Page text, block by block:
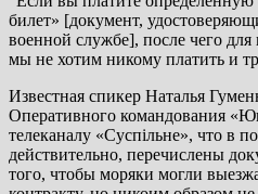
билет» [документ,
военной службе], после чего
мы не хотим никому платить и
Известная спикер Наталья
Оперативного командования
телеканалу «Суспільне», что в
действительно, перечислены
того, чтобы моряки могли